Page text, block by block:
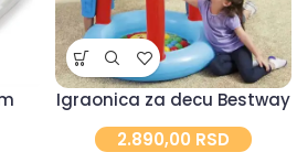
Igraonica za decu Bestway
2.890,00 RSD